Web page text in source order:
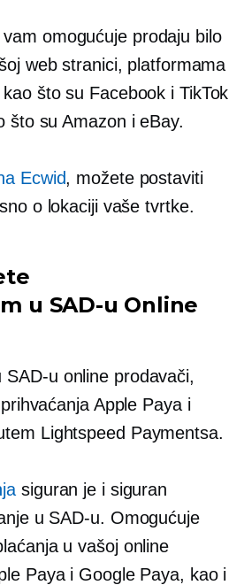
omogućuje prodaju bilo
web stranici, platformama
što su Facebook i TikTok
što su Amazon i eBay.
Ecwid, možete postaviti
o lokaciji vaše tvrtke.
u SAD-u Online
SAD-u online prodavači,
Apple Paya i
Lightspeed Paymentsa.
siguran je i siguran
u SAD-u. Omogućuje
u vašoj online
Paya i Google Paya, kao i